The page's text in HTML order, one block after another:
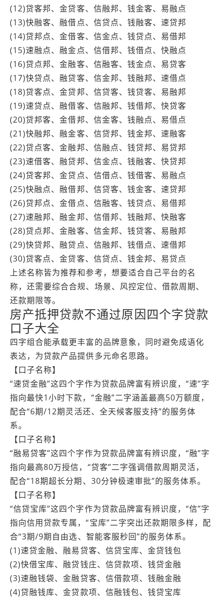
(12)贷客邦、金贷客、信融邦、钱金客、易融点
(13)快融客、融借点、信贷点、钱融客、速贷邦
(14)贷邦点、金借客、信金点、钱贷点、易借邦
(15)速融点、融金点、信借邦、钱借点、快融点
(16)贷点邦、金融客、信融客、钱金点、易贷客
(17)快贷点、融贷客、信金邦、钱融邦、速借点
(18)贷客点、金贷邦、信贷客、钱贷客、易融邦
(19)速贷点、融借客、信融邦、钱借邦、快贷客
(20)贷邦客、金借邦、信金客、钱融点、易借点
(21)快融邦、融金客、信贷邦、钱金邦、速融客
(22)贷点客、金融邦、信融点、钱贷邦、易贷邦
(23)速借客、融贷邦、信金点、钱融客、快贷邦
(24)贷客邦、金贷点、信借点、钱借客、易融点
(25)快融点、融借邦、信贷客、钱金客、速贷邦
(26)贷邦点、金借点、信融客、钱贷点、易借邦
(27)速融邦、融金邦、信借邦、钱融邦、快融客
(28)贷点邦、金融客、信金邦、钱贷客、易融邦
(29)快贷邦、融贷点、信融邦、钱借点、速借邦
(30)贷客点、金贷客、信贷点、钱金邦、易贷点
上述名称皆为推荐和参考，想要适合自己平台的名
称，还需要综合合规、场景、风控定位、借款周期、
还款期限等。
房产抵押贷款不通过原因四个字贷款
口子大全
四字组合能承载更丰富的品牌意象，同时避免成语化
表达，为贷款产品提供多元命名思路。
【口子名称】
“速贷金融”这四个字作为贷款品牌富有辨识度，“速”字
指向最快1小时下款，“金融”二字涵盖最高50万额度，
配合“6期/12期灵活还、全天候客服支持”的服务体
系。
【口子名称】
“融易贷客”这四个字作为贷款品牌富有辨识度，“融”字
指向最高80万授信，“贷客”二字强调借款周期灵活，
配合“18期超长分期、30分钟极速审批”的服务体系。
【口子名称】
“信贷宝库”这四个字作为贷款品牌富有辨识度，“信”字
指向信用贷款专属，“宝库”二字突出还款期限多样，配
合“3期/9期自由选、智能客服秒回”的服务体系。
(1)速贷金融、融易贷客、信贷宝库、金贷钱包
(2)快借宝库、融贷钱庄、信贷款项、钱贷金融
(3)速融钱袋、金融贷客、信借款项、钱融金融
(4)贷融钱库、金贷款项、信融钱包、钱贷宝库